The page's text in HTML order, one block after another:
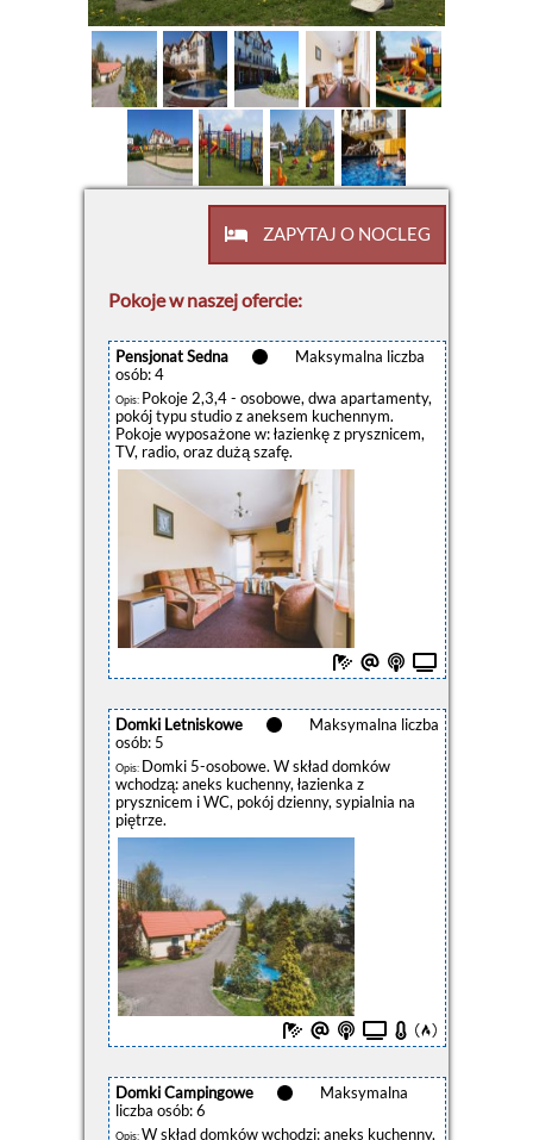
ZAPYTAJ O NOCLEG
Pokoje w naszej ofercie:
Pensjonat Sedna
Maksymalna liczba
osób: 4
Opis: Pokoje 2,3,4 - osobowe, dwa apartamenty,
pokój typu studio z aneksem kuchennym.
Pokoje wyposażone w: łazienkę z prysznicem,
TV, radio, oraz dużą szafę.
Domki Letniskowe
Maksymalna liczba
osób: 5
Opis: Domki 5-osobowe. W skład domków
wchodzą: aneks kuchenny, łazienka z
prysznicem i WC, pokój dzienny, sypialnia na
piętrze.
Domki Campingowe
Maksymalna
liczba osób: 6
Opis:W skład domków wchodzi: aneks kuchenny,